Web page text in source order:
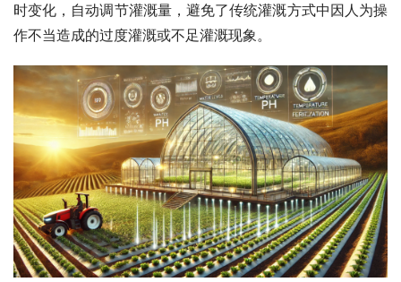
时变化，自动调节灌溉量，避免了传统灌溉方式中因人为操
作不当造成的过度灌溉或不足灌溉现象。